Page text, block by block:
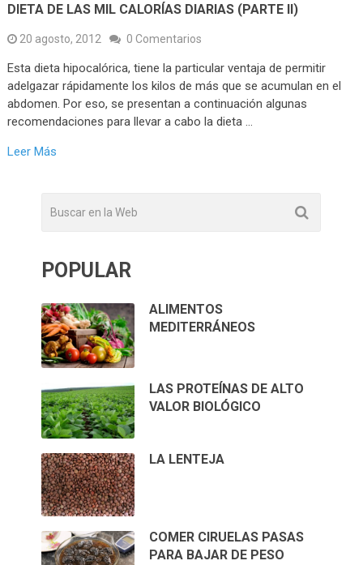
DIETA DE LAS MIL CALORÍAS DIARIAS (PARTE II)
20 agosto, 2012 0 Comentarios
Esta dieta hipocalórica, tiene la particular ventaja de permitir
adelgazar rápidamente los kilos de más que se acumulan en el
abdomen. Por eso, se presentan a continuación algunas
recomendaciones para llevar a cabo la dieta …
Leer Más
POPULAR
ALIMENTOS
MEDITERRÁNEOS
LAS PROTEÍNAS DE ALTO
VALOR BIOLÓGICO
LA LENTEJA
COMER CIRUELAS PASAS
PARA BAJAR DE PESO